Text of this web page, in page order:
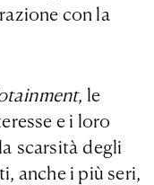
con la
, le
e i loro
scarsità degli
anche i più seri,